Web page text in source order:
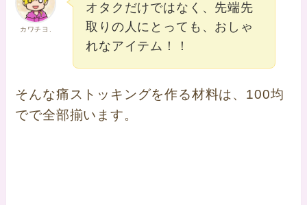
カワチヨ.
オタクだけではなく、先端先
取りの人にとっても、おしゃ
れなアイテム！！
そんな痛ストッキングを作る材料は、100均
でで全部揃います。